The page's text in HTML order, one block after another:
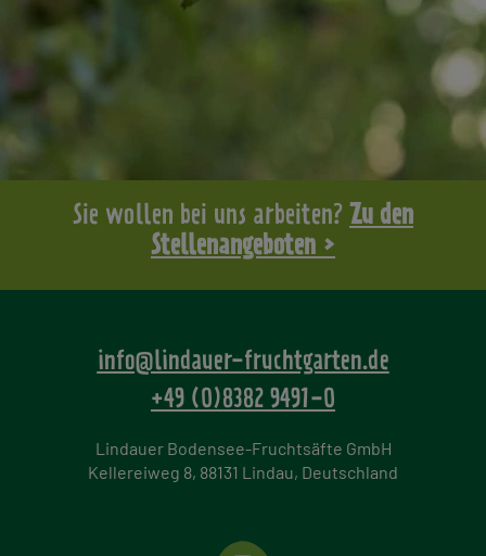
Sie wollen bei uns arbeiten? Zu den
Stellenangeboten >
info@lindauer-fruchtgarten.de
+49 (0)8382 9491-0
Lindauer Bodensee-Fruchtsäfte GmbH
Kellereiweg 8, 88131 Lindau, Deutschland